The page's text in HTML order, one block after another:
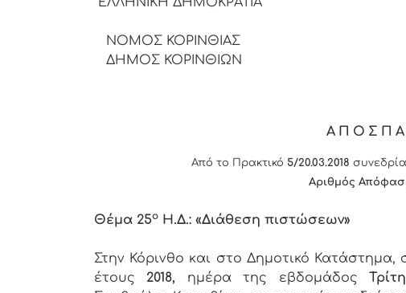
ΝΟΜΟΣ ΚΟΡΙΝΘΙΑΣ
ΔΗΜΟΣ ΚΟΡΙΝΘΙΩΝ
Από το Πρακτικό 5/20.03.2018
Αριθμός
Θέμα 25ο Η.Δ.: «Διάθεση πιστώσεων»
Στην Κόρινθο και στο Δημοτικό Κατάστημα,
έτους 2018, ημέρα της εβδομάδος